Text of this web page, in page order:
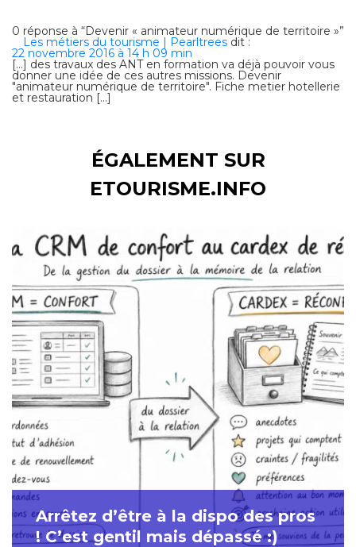
0 réponse à “Devenir « animateur numérique de territoire »”
Les métiers du tourisme | Pearltrees dit :
22 novembre 2016 à 14 h 09 min
[…] des travaux des ANT en formation va déjà pouvoir vous
donner une idée de ces autres missions. Devenir
"animateur numérique de territoire". Fiche metier hotellerie
et restauration […]
ÉGALEMENT SUR
ETOURISME.INFO
Arrêtez d’être à la dispo des pros
! C’est gentil mais dépassé :)